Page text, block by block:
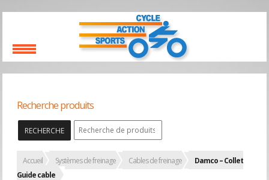
Recherche produits
RECHERCHE
Accueil Systèmes de freinage Cables de freinage
Damco – Collet
Guide cable